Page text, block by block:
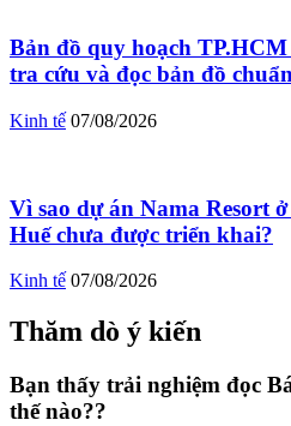
Bản đồ quy hoạch
tra cứu và đọc bản đồ
Kinh tế 07/08/2026
Vì sao dự án Nama Resort
Huế chưa được triển khai?
Kinh tế 07/08/2026
Thăm dò ý kiến
Bạn thấy trải nghiệm đọc
thế nào??